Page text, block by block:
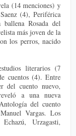
(14 menciones) y
(4), Periférica
Rosada del
más joven de la
los perros, nacido
literarios (7
cuentos (4). Entre
del cuento nuevo,
a una nueva
del cuento
Vargas. Los
Urzagasti,